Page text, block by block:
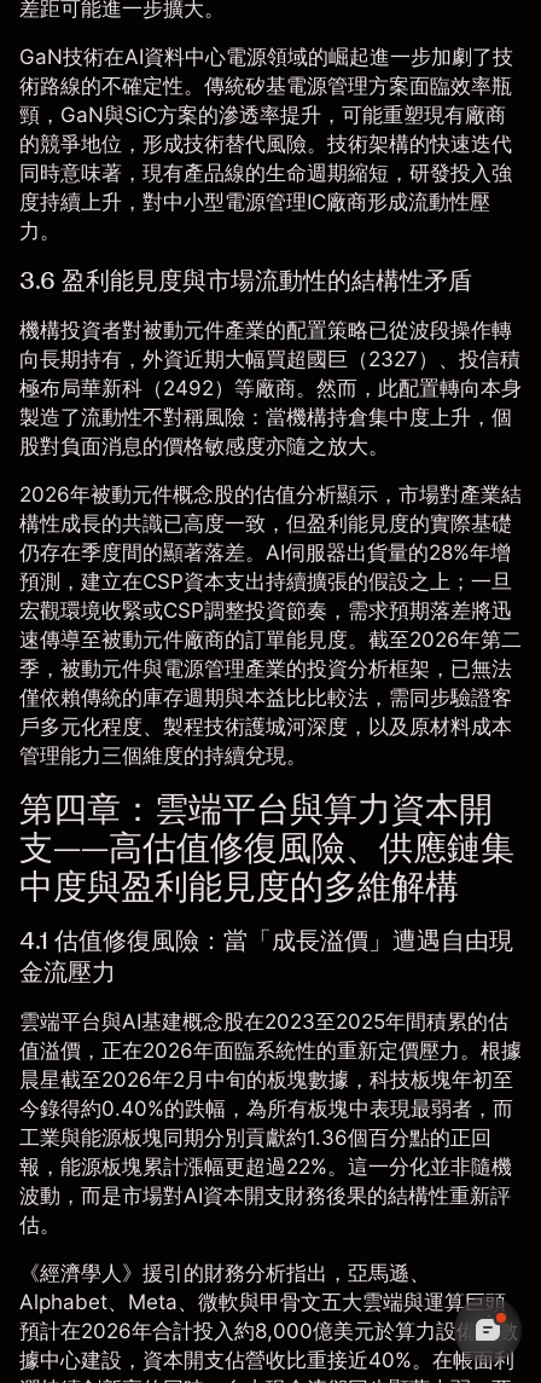
差距可能進一步擴大。
GaN技術在AI資料中心電源領域的崛起進一步加劇了技
術路線的不確定性。傳統矽基電源管理方案面臨效率瓶
頸，GaN與SiC方案的滲透率提升，可能重塑現有廠商
的競爭地位，形成技術替代風險。技術架構的快速迭代
同時意味著，現有產品線的生命週期縮短，研發投入強
度持續上升，對中小型電源管理IC廠商形成流動性壓
力。
3.6 盈利能見度與市場流動性的結構性矛盾
機構投資者對被動元件產業的配置策略已從波段操作轉
向長期持有，外資近期大幅買超國巨（2327）、投信積
極布局華新科（2492）等廠商。然而，此配置轉向本身
製造了流動性不對稱風險：當機構持倉集中度上升，個
股對負面消息的價格敏感度亦隨之放大。
2026年被動元件概念股的估值分析顯示，市場對產業結
構性成長的共識已高度一致，但盈利能見度的實際基礎
仍存在季度間的顯著落差。AI伺服器出貨量的28%年增
預測，建立在CSP資本支出持續擴張的假設之上；一旦
宏觀環境收緊或CSP調整投資節奏，需求預期落差將迅
速傳導至被動元件廠商的訂單能見度。截至2026年第二
季，被動元件與電源管理產業的投資分析框架，已無法
僅依賴傳統的庫存週期與本益比比較法，需同步驗證客
戶多元化程度、製程技術護城河深度，以及原材料成本
管理能力三個維度的持續兌現。
第四章：雲端平台與算力資本開
支——高估值修復風險、供應鏈集
中度與盈利能見度的多維解構
4.1 估值修復風險：當「成長溢價」遭遇自由現
金流壓力
雲端平台與AI基建概念股在2023至2025年間積累的估
值溢價，正在2026年面臨系統性的重新定價壓力。根據
晨星截至2026年2月中旬的板塊數據，科技板塊年初至
今錄得約0.40%的跌幅，為所有板塊中表現最弱者，而
工業與能源板塊同期分別貢獻約1.36個百分點的正回
報，能源板塊累計漲幅更超過22%。這一分化並非隨機
波動，而是市場對AI資本開支財務後果的結構性重新評
估。
《經濟學人》援引的財務分析指出，亞馬遜、
Alphabet、Meta、微軟與甲骨文五大雲端與運算巨頭
預計在2026年合計投入約8,000億美元於算力設備與數
據中心建設，資本開支佔營收比重接近40%。在帳面利